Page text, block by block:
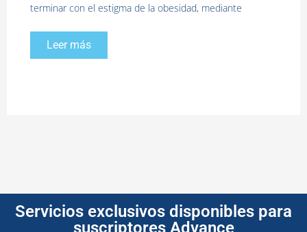
terminar con el estigma de la obesidad, mediante
Leer más
Servicios exclusivos disponibles para
suscriptores Advance